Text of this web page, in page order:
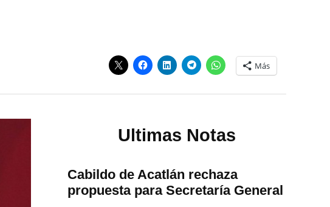
Más
Ultimas Notas
Cabildo de Acatlán rechaza
propuesta para Secretaría General